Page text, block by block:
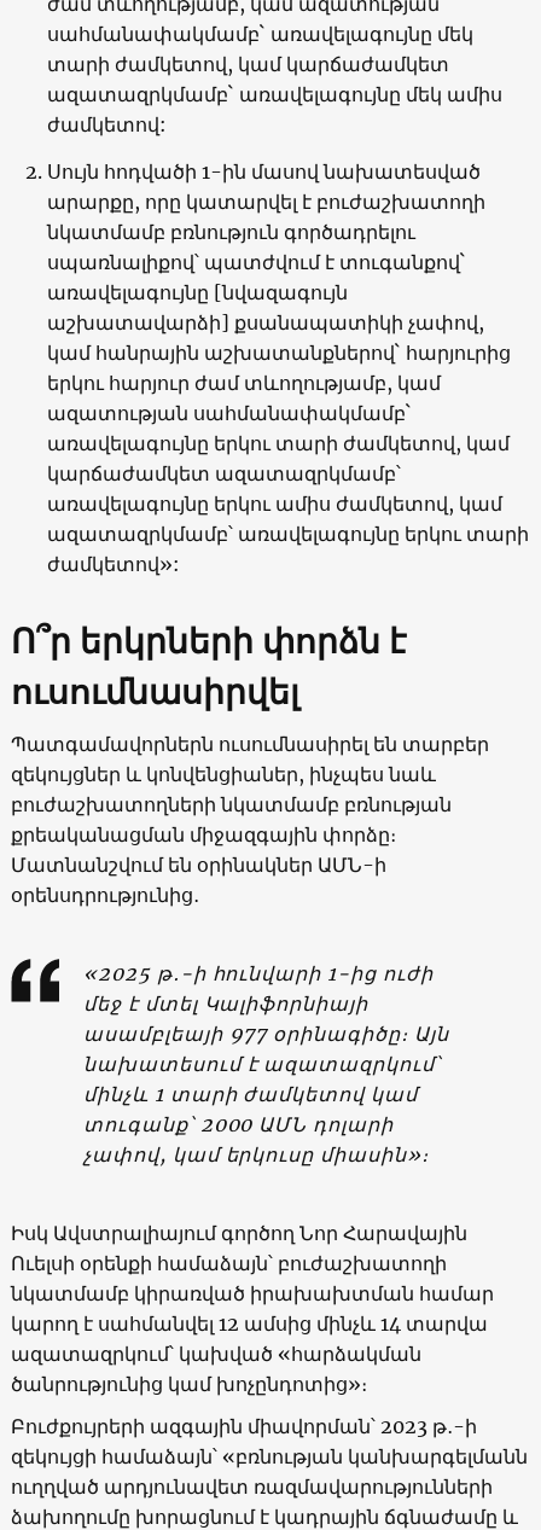
սահմանափակմամբ` առավելագույնը մեկ
տարի ժամկետով, կամ կարճաժամկետ
ազատազրկմամբ` առավելագույնը մեկ ամիս
ժամկետով:
Սույն հոդվածի 1-ին մասով նախատեսված
արարքը, որը կատարվել է բուժաշխատողի
նկատմամբ բռնություն գործադրելու
սպառնալիքով՝ պատժվում է տուգանքով`
առավելագույնը [նվազագույն
աշխատավարձի] քսանապատիկի չափով,
կամ հանրային աշխատանքներով` հարյուրից
երկու հարյուր ժամ տևողությամբ, կամ
ազատության սահմանափակմամբ`
առավելագույնը երկու տարի ժամկետով, կամ
կարճաժամկետ ազատազրկմամբ՝
առավելագույնը երկու ամիս ժամկետով, կամ
ազատազրկմամբ՝ առավելագույնը երկու տարի
ժամկետով»:
Ո՞ր երկրների փորձն է
ուսումնասիրվել
Պատգամավորներն ուսումնասիրել են տարբեր
զեկույցներ և կոնվենցիաներ, ինչպես նաև
բուժաշխատողների նկատմամբ բռնության
քրեականացման միջազգային փորձը։
Մատնանշվում են օրինակներ ԱՄՆ-ի
օրենսդրությունից․
«2025 թ․-ի հունվարի 1-ից ուժի
մեջ է մտել Կալիֆորնիայի
ասամբլեայի 977 օրինագիծը։ Այն
նախատեսում է ազատազրկում՝
մինչև 1 տարի ժամկետով կամ
տուգանք՝ 2000 ԱՄՆ դոլարի
չափով, կամ երկուսը միասին»։
Իսկ Ավստրալիայում գործող Նոր Հարավային
Ուելսի օրենքի համաձայն՝ բուժաշխատողի
նկատմամբ կիրառված իրախախտման համար
կարող է սահմանվել 12 ամսից մինչև 14 տարվա
ազատազրկում՝ կախված «հարձակման
ծանրությունից կամ խոչընդոտից»։
Բուժքույրերի ազգային միավորման՝ 2023 թ․-ի
զեկույցի համաձայն՝ «բռնության կանխարգելմանն
ուղղված արդյունավետ ռազմավարությունների
ձախողումը խորացնում է կադրային ճգնաժամը և